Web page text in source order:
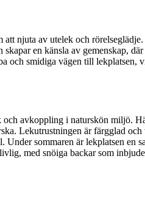
njuta av utelek och
en känsla av gemenskap,
och smidiga vägen till
avkoppling i naturskön miljö.
Lekutrustningen är färgglad
sommaren är lekplatsen en
med snöiga backar som